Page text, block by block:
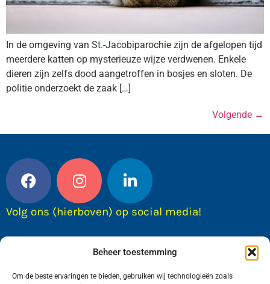
Beheer toestemming
Om de beste ervaringen te bieden, gebruiken wij technologieën zoals
In de omgeving van St.-Jacobiparochie zijn de afgelopen tijd
meerdere katten op mysterieuze wijze verdwenen. Enkele
dieren zijn zelfs dood aangetroffen in bosjes en sloten. De
politie onderzoekt de zaak […]
Volgende →
Volg ons (hierboven) op social media!